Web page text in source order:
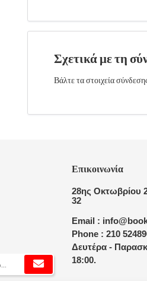
Σχετικά με τη
Βάλτε τα στοιχεία
Επικοινωνία
28ης Οκτωβρίου
32
Email :
Phone : 210
Δευτέρα -
18:00.